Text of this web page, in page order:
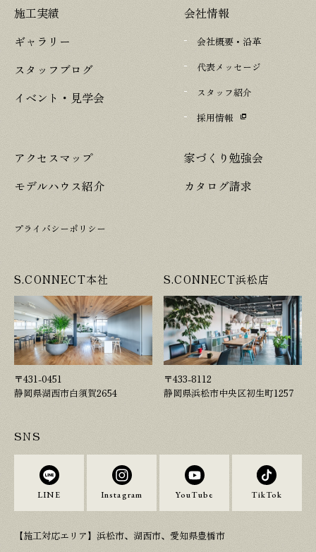
施工実績
ギャラリー
スタッフブログ
イベント・見学会
会社情報
会社概要・沿革
代表メッセージ
スタッフ紹介
採用情報
アクセスマップ
モデルハウス紹介
家づくり勉強会
カタログ請求
プライバシーポリシー
S.CONNECT本社
〒431-0451
静岡県湖西市白須賀2654
S.CONNECT浜松店
〒433-8112
静岡県浜松市中央区初生町1257
SNS
LINE Instagram YouTube TikTok
【施工対応エリア】浜松市、湖西市、愛知県豊橋市